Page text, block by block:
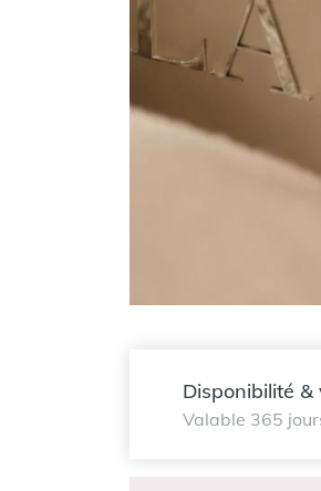
Disponibilité
Valable 365